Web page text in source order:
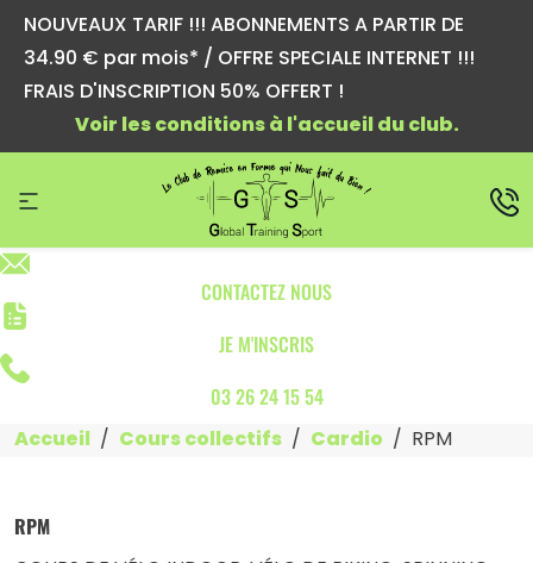
NOUVEAUX TARIF !!! ABONNEMENTS A PARTIR DE
34.90 € par mois* / OFFRE SPECIALE INTERNET !!!
FRAIS D'INSCRIPTION 50% OFFERT !
Voir les conditions à l'accueil du club.
CONTACTEZ NOUS
JE M'INSCRIS
03 26 24 15 54
Accueil Cours collectifs Cardio RPM
RPM